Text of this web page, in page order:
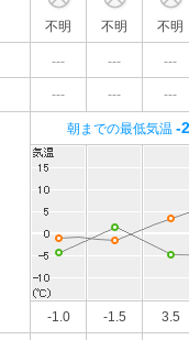
不明 不明 不明
--- --- ---
--- --- ---
朝までの最低気温 -
-1.0 -1.5 3.5